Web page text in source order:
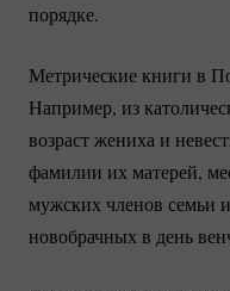
порядке.
Метрические книги в
Например, из
возраст жениха и
фамилии их матерей,
мужских членов семьи
новобрачных в день